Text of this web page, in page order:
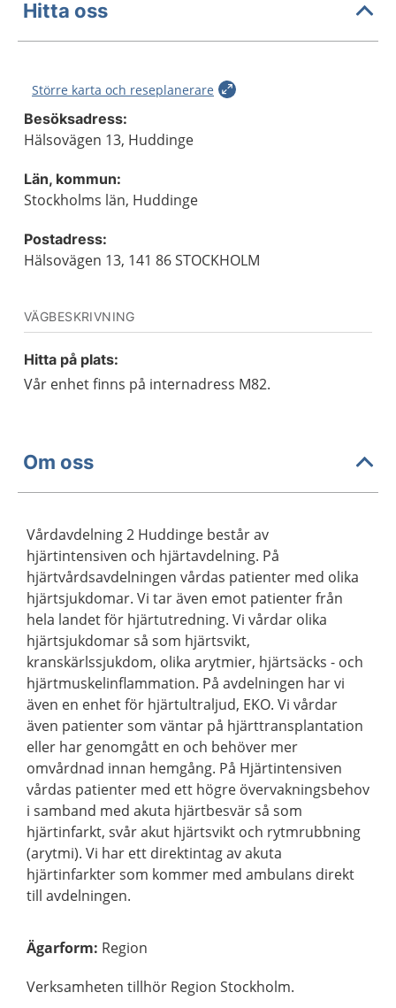
Hitta oss
Större karta och reseplanerare
Besöksadress:
Hälsovägen 13, Huddinge
Län, kommun:
Stockholms län, Huddinge
Postadress:
Hälsovägen 13, 141 86 STOCKHOLM
VÄGBESKRIVNING
Hitta på plats:
Vår enhet finns på internadress M82.
Om oss
Vårdavdelning 2 Huddinge består av
hjärtintensiven och hjärtavdelning. På
hjärtvårdsavdelningen vårdas patienter med olika
hjärtsjukdomar. Vi tar även emot patienter från
hela landet för hjärtutredning. Vi vårdar olika
hjärtsjukdomar så som hjärtsvikt,
kranskärlssjukdom, olika arytmier, hjärtsäcks - och
hjärtmuskelinflammation. På avdelningen har vi
även en enhet för hjärtultraljud, EKO. Vi vårdar
även patienter som väntar på hjärttransplantation
eller har genomgått en och behöver mer
omvårdnad innan hemgång. På Hjärtintensiven
vårdas patienter med ett högre övervakningsbehov
i samband med akuta hjärtbesvär så som
hjärtinfarkt, svår akut hjärtsvikt och rytmrubbning
(arytmi). Vi har ett direktintag av akuta
hjärtinfarkter som kommer med ambulans direkt
till avdelningen.
Ägarform: Region
Verksamheten tillhör Region Stockholm.